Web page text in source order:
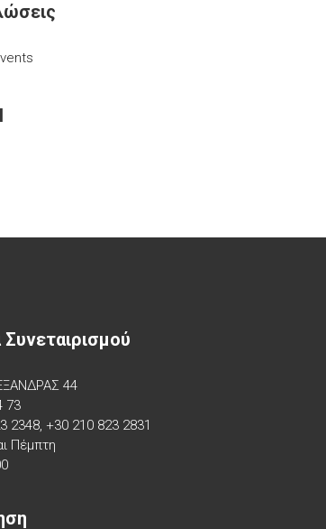
Συνεταιρισμού
44
73
2348, +30 210 823 2831
Πέμπτη